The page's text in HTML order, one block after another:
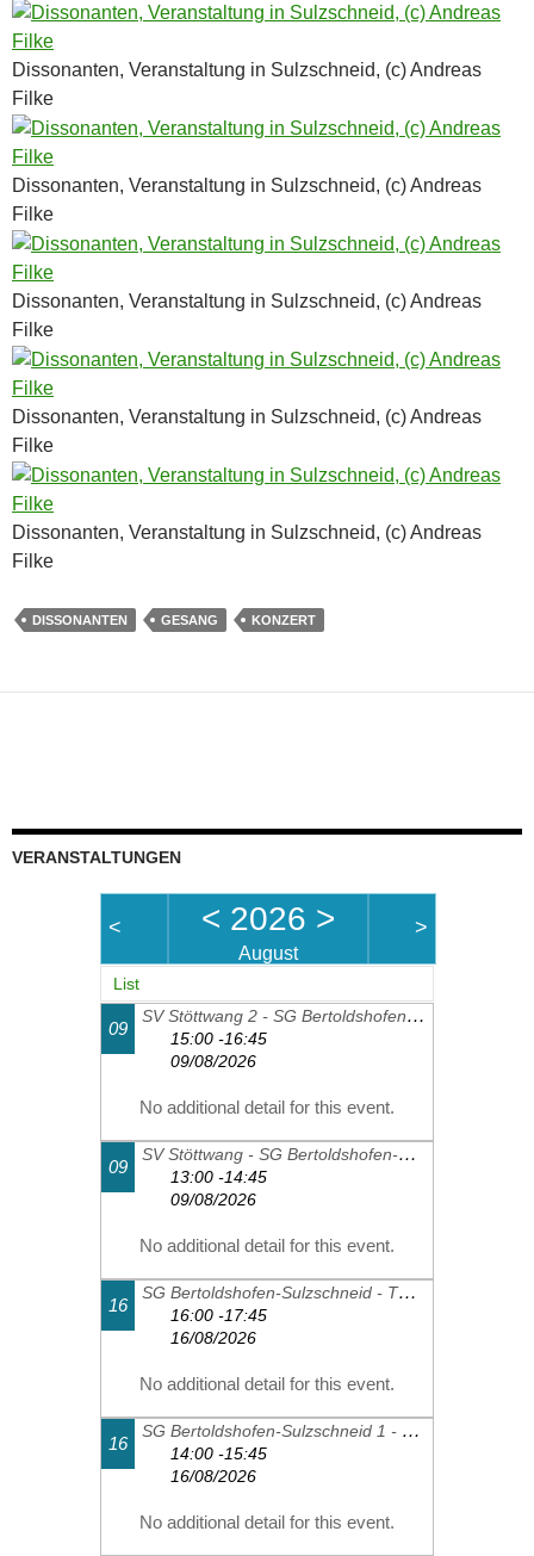
Dissonanten, Veranstaltung in Sulzschneid, (c) Andreas
Filke
Dissonanten, Veranstaltung in Sulzschneid, (c) Andreas
Filke
Dissonanten, Veranstaltung in Sulzschneid, (c) Andreas
Filke
Dissonanten, Veranstaltung in Sulzschneid, (c) Andreas
Filke
Dissonanten, Veranstaltung in Sulzschneid, (c) Andreas
Filke
DISSONANTEN GESANG KONZERT
VERANSTALTUNGEN
< < 2026 >
August
>
List
09
SV Stöttwang 2 - SG Bertoldshofen-Sulzschneid 2
15:00 -16:45
09/08/2026
No additional detail for this event.
09
SV Stöttwang - SG Bertoldshofen-Sulzschneid 1
13:00 -14:45
09/08/2026
No additional detail for this event.
16
SG Bertoldshofen-Sulzschneid - TSV Schwangau 2
16:00 -17:45
16/08/2026
No additional detail for this event.
16
SG Bertoldshofen-Sulzschneid 1 - FC Thalhofen 2
14:00 -15:45
16/08/2026
No additional detail for this event.